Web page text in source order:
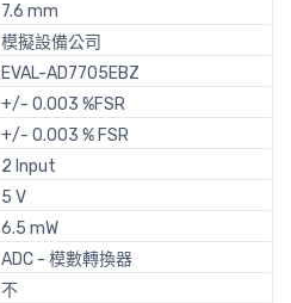
7.6 mm
模擬設備公司
EVAL-AD7705EBZ
+/- 0.003 %FSR
+/- 0.003 % FSR
2 Input
5 V
6.5 mW
ADC - 模數轉換器
不